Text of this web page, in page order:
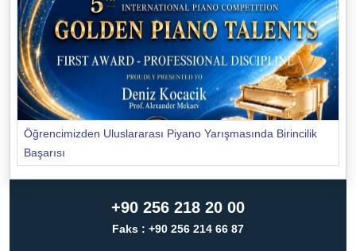
Öğrencimizden Uluslararası Piyano Yarışmasında Birincilik
Başarısı
+90 256 218 20 00
Faks : +90 256 214 66 87